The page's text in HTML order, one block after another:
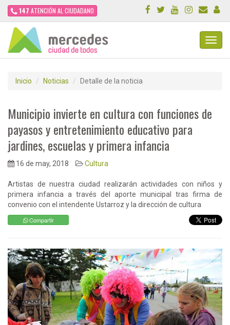
147 ATENCIÓN AL CIUDADANO
Inicio Noticias Detalle de la noticia
Municipio invierte en cultura con funciones de
payasos y entretenimiento educativo para
jardines, escuelas y primera infancia
16 de may, 2018 Cultura
Artistas de nuestra ciudad realizarán actividades con niños y
primera infancia a través del aporte municipal tras firma de
convenio con el intendente Ustarroz y la dirección de cultura
Compartir